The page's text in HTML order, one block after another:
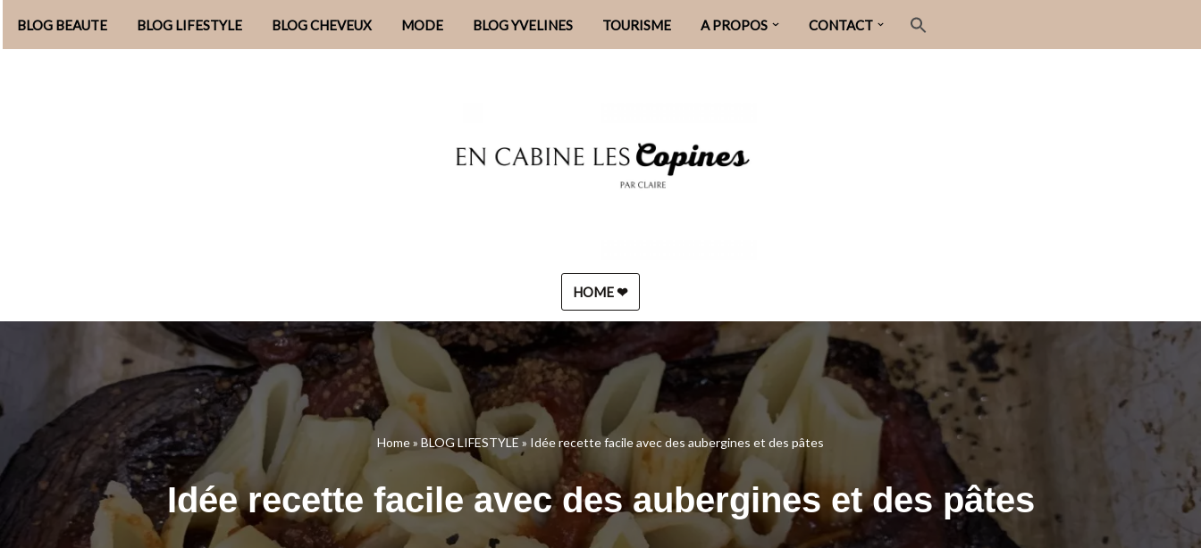
Aller
BLOG BEAUTE BLOG LIFESTYLE BLOG CHEVEUX MODE BLOG YVELINES TOURISME A PROPOS CONTACT
HOME ❤︎
Home» BLOG LIFESTYLE » Idée recette facile avec des aubergines et des pâtes
Idée recette facile avec des aubergines et des pâtes